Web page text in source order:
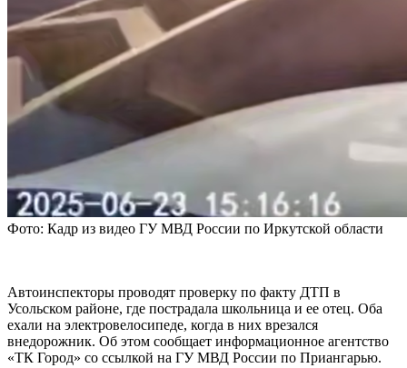
Фото: Кадр из видео ГУ МВД России по Иркутской области
Автоинспекторы проводят проверку по факту ДТП в
Усольском районе, где пострадала школьница и ее отец. Оба
ехали на электровелосипеде, когда в них врезался
внедорожник. Об этом сообщает информационное агентство
«ТК Город» со ссылкой на ГУ МВД России по Приангарью.